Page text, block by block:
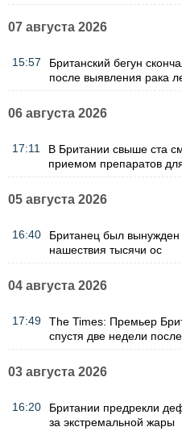
07 августа 2026
15:57
Британский бегун
после выявления рака
06 августа 2026
17:11
В Британии свыше ста
приемом препаратов
05 августа 2026
16:40
Британец был вынужден
нашествия тысячи ос
04 августа 2026
17:49
The Times: Премьер
спустя две недели
03 августа 2026
16:20
Британии предрекли
за экстремальной жары